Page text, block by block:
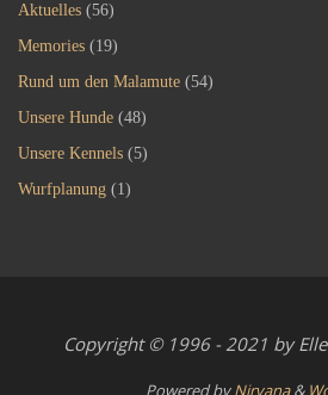
Aktuelles (56)
Memories (19)
Rund um den Malamute (54)
Unsere Hunde (48)
Unsere Kennels (5)
Wurfplanung (1)
Copyright © 1996 - 2021 by
Powered byNirvana&